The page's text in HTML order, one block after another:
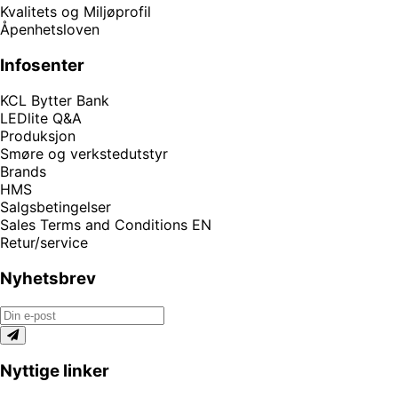
Kvalitets og Miljøprofil
Åpenhetsloven
Infosenter
KCL Bytter Bank
LEDlite Q&A
Produksjon
Smøre og verkstedutstyr
Brands
HMS
Salgsbetingelser
Sales Terms and Conditions EN
Retur/service
Nyhetsbrev
Nyttige linker